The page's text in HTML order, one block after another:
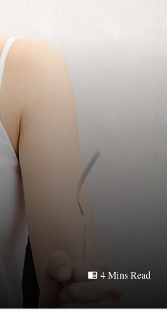
4 Mins Read